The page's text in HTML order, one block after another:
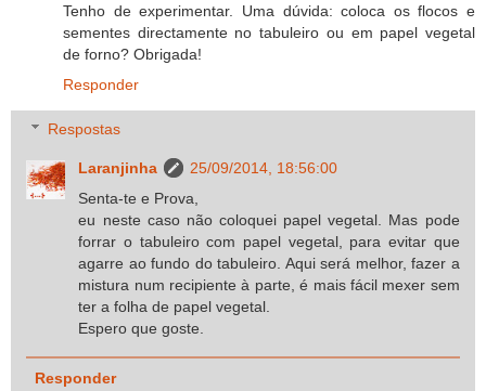
Tenho de experimentar. Uma dúvida: coloca os flocos e
sementes directamente no tabuleiro ou em papel vegetal
de forno? Obrigada!
Responder
Respostas
Laranjinha
25/09/2014, 18:56:00
Senta-te e Prova,
eu neste caso não coloquei papel vegetal. Mas pode
forrar o tabuleiro com papel vegetal, para evitar que
agarre ao fundo do tabuleiro. Aqui será melhor, fazer a
mistura num recipiente à parte, é mais fácil mexer sem
ter a folha de papel vegetal.
Espero que goste.
Responder